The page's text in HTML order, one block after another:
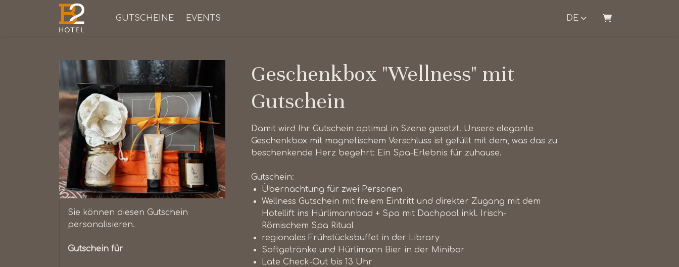
GUTSCHEINE EVENTS DE
WARENKORB
Sie können diesen Gutschein
personalisieren.
Gutschein für
Geschenkbox "Wellness" mit
Gutschein
Damit wird Ihr Gutschein optimal in Szene gesetzt. Unsere elegante
Geschenkbox mit magnetischem Verschluss ist gefüllt mit dem, was das zu
beschenkende Herz begehrt: Ein Spa-Erlebnis für zuhause.
Gutschein:
Übernachtung für zwei Personen
Wellness Gutschein mit freiem Eintritt und direkter Zugang mit dem
Hotellift ins Hürlimannbad + Spa mit Dachpool inkl. Irisch-
Römischem Spa Ritual
regionales Frühstücksbuffet in der Library
Softgetränke und Hürlimann Bier in der Minibar
Late Check-Out bis 13 Uhr